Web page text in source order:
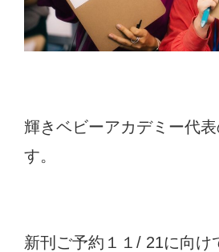
輝きベビーアカデミー代
す。
新刊ご予約１１/ 21に向け